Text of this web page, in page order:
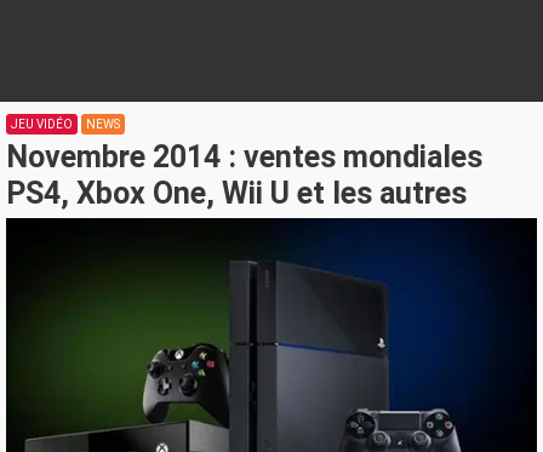
JEU VIDÉO NEWS
Novembre 2014 : ventes mondiales
PS4, Xbox One, Wii U et les autres